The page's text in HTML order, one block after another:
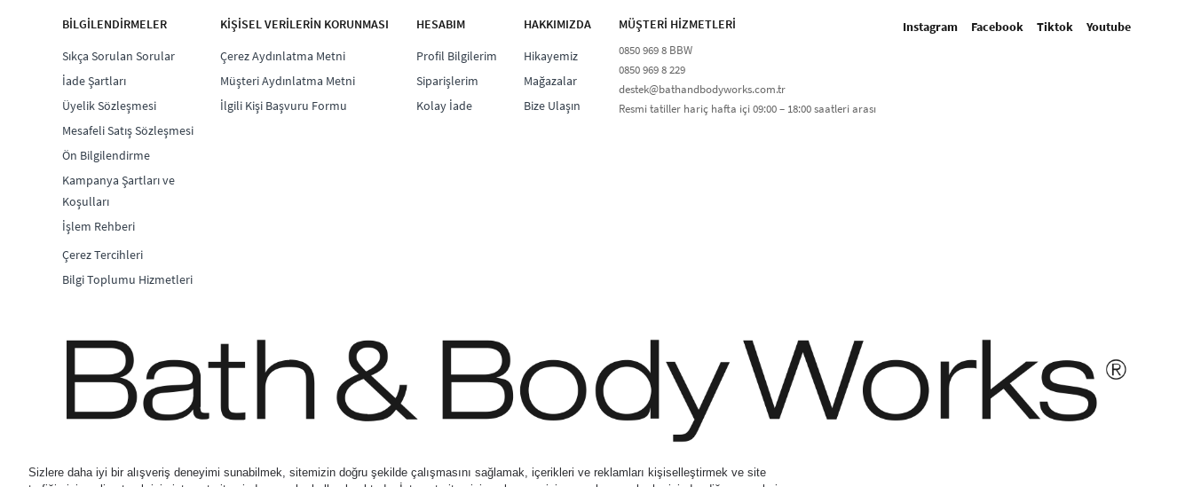
Instagram Facebook Tiktok Youtube
BİLGİLENDİRMELER
Sıkça Sorulan Sorular
İade Şartları
Üyelik Sözleşmesi
Mesafeli Satış Sözleşmesi
Ön Bilgilendirme
Kampanya Şartları ve
Koşulları
İşlem Rehberi
Çerez Tercihleri
Bilgi Toplumu Hizmetleri
KİŞİSEL VERİLERİN KORUNMASI
Çerez Aydınlatma Metni
Müşteri Aydınlatma Metni
İlgili Kişi Başvuru Formu
HESABIM
Profil Bilgilerim
Siparişlerim
Kolay İade
HAKKIMIZDA
Hikayemiz
Mağazalar
Bize Ulaşın
MÜŞTERİ HİZMETLERİ​
0850 969 8 BBW​
0850 969 8 229​​
destek@bathandbodyworks.com.tr
Resmi tatiller hariç hafta içi 09:00 – 18:00 saatleri arası​
© 2026 Bath & Body Works Direct Inc. Shaya Mağazacılık A.Ş. Franchise lisansı aracılığıyla işletilen ticari markasıdır. Her hakkı saklıdır.